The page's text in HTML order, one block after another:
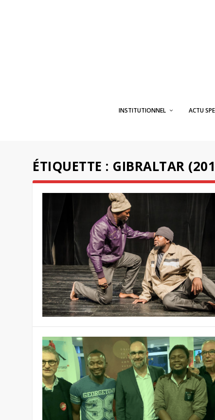
INSTITUTIONNEL ACTU
ÉTIQUETTE : GIBRALTAR